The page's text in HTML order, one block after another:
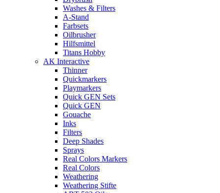
Washes & Filters
A-Stand
Farbsets
Oilbrusher
Hilfsmittel
Titans Hobby
AK Interactive
Thinner
Quickmarkers
Playmarkers
Quick GEN Sets
Quick GEN
Gouache
Inks
Filters
Deep Shades
Sprays
Real Colors Markers
Real Colors
Weathering
Weathering Stifte